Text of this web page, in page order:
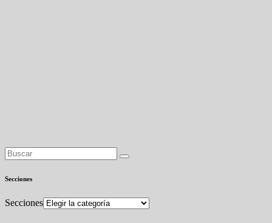
Secciones
Secciones